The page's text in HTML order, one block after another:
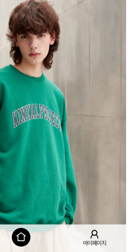
마이페이지